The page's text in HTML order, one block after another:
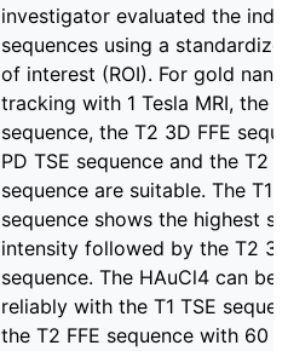
investigator evaluated the
sequences using a
of interest (ROI). For gold
tracking with 1 Tesla MRI, the
sequence, the T2 3D FFE
PD TSE sequence and the T2
sequence are suitable. The T1
sequence shows the highest
intensity followed by the T2
sequence. The HAuCl4 can be
reliably with the T1 TSE
the T2 FFE sequence with 60